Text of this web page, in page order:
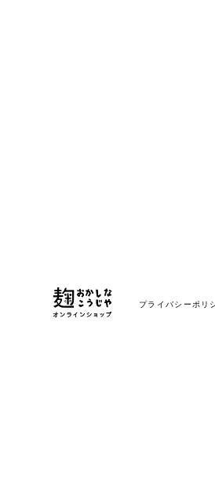
プライバシーポリ